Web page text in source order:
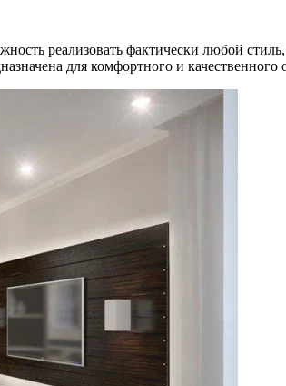
реализовать фактически любой
для комфортного и качественного